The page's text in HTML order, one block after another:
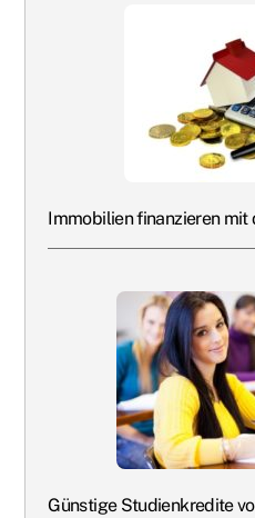
Immobilien finanzieren mit
Günstige Studienkredite